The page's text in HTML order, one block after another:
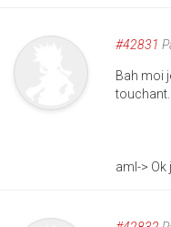
#42831
Bah moi
touchant.
aml-> Ok